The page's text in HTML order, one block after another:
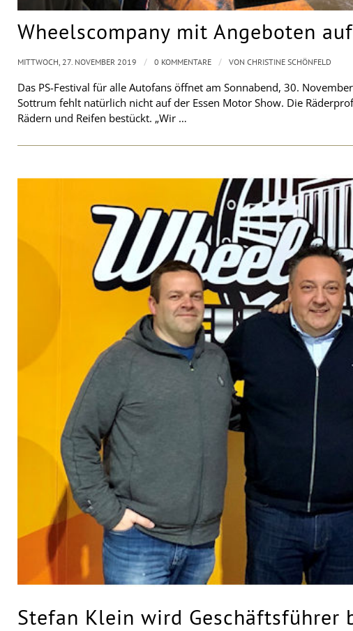
Wheelscompany mit Angeboten
Das PS-Festival für alle Autofans öffnet am Sonnabend, 30.
Sottrum fehlt natürlich nicht auf der Essen Motor Show. Die
Rädern und Reifen bestückt. „Wir …
MITTWOCH, 27. NOVEMBER 2019 / 0 KOMMENTARE / VON CHRISTINE SCHÖNFELD
Stefan Klein wird Geschäftsführer